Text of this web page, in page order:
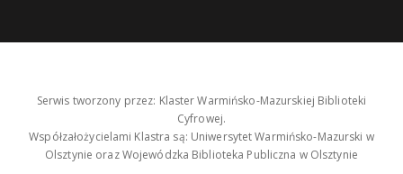
Serwis tworzony przez: Klaster Warmińsko-Mazurskiej Biblioteki
Cyfrowej.
Współzałożycielami Klastra są: Uniwersytet Warmińsko-Mazurski w
Olsztynie oraz Wojewódzka Biblioteka Publiczna w Olsztynie